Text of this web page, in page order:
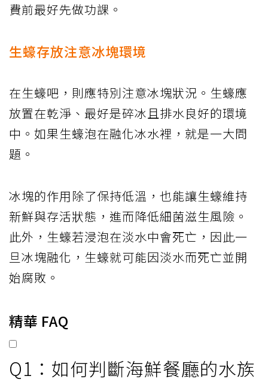
費前最好先做功課。
生蠔存放注意冰塊環境
在生蠔吧，則應特別注意冰塊狀況。生蠔應
放置在乾淨、最好是碎冰且排水良好的環境
中。如果生蠔泡在融化冰水裡，就是一大問
題。
冰塊的作用除了保持低溫，也能讓生蠔維持
新鮮與存活狀態，進而降低細菌滋生風險。
此外，生蠔若浸泡在淡水中會死亡，因此一
旦冰塊融化，生蠔就可能因淡水而死亡並開
始腐敗。
精華 FAQ
Q1：如何判斷海鮮餐廳的水族